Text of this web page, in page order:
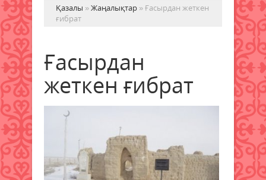
Қазалы »Жаңалықтар » Ғасырдан жеткен
ғибрат
Ғасырдан
жеткен ғибрат